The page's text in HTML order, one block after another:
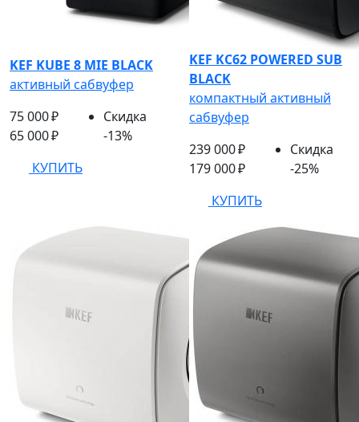
KEF KUBE 8 MIE BLACK
активный сабвуфер
75 000 ₽
65 000 ₽
Скидка
-13%
КУПИТЬ
KEF KC62 POWERED SUB
BLACK
компактный активный
сабвуфер
239 000 ₽
179 000 ₽
Скидка
-25%
КУПИТЬ